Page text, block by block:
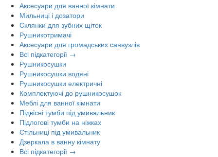
Аксесуари для ванної кімнати
Мильниці і дозатори
Склянки для зубних щіток
Рушникотримачі
Аксесуари для громадських санвузлів
Всі підкатегорії →
Рушникосушки
Рушникосушки водяні
Рушникосушки електричні
Комплектуючі до рушникосушок
Меблі для ванної кімнати
Підвісні тумби під умивальник
Підлогові тумби на ніжках
Стільниці під умивальник
Дзеркала в ванну кімнату
Всі підкатегорії →